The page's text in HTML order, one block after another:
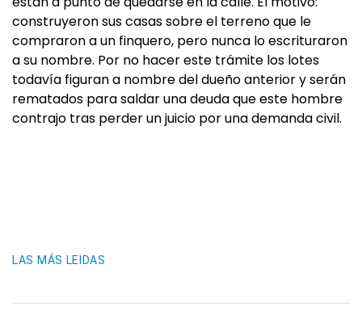
construyeron sus casas sobre el terreno que le
compraron a un finquero, pero nunca lo escrituraron
a su nombre. Por no hacer este trámite los lotes
todavía figuran a nombre del dueño anterior y serán
rematados para saldar una deuda que este hombre
contrajo tras perder un juicio por una demanda civil.
LAS MÁS LEIDAS